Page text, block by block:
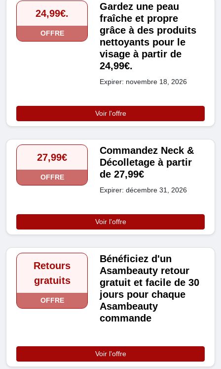
24,99€.
OFFRE
Gardez une peau
fraîche et propre
grâce à des produits
nettoyants pour le
visage à partir de
24,99€.
Expirer: novembre 18, 2026
Voir l'offre
27,99€
OFFRE
Commandez Neck &
Décolletage à partir
de 27,99€
Expirer: décembre 31, 2026
Voir l'offre
Retours
gratuits
OFFRE
Bénéficiez d'un
Asambeauty retour
gratuit et facile de 30
jours pour chaque
Asambeauty
commande
Voir l'offre